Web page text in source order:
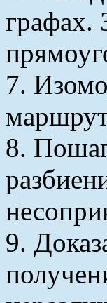
графах.
7.
8.
9.